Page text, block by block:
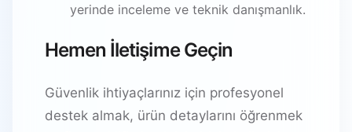
yerinde inceleme ve teknik danışmanlık.
Hemen İletişime Geçin
Güvenlik ihtiyaçlarınız için profesyonel
destek almak, ürün detaylarını öğrenmek